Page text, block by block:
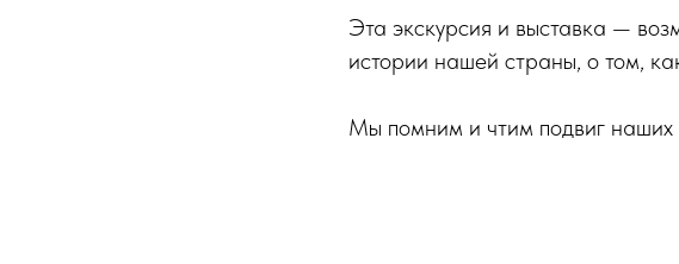
Эта экскурсия и выставка —
истории нашей страны, о том,
Мы помним и чтим подвиг наших